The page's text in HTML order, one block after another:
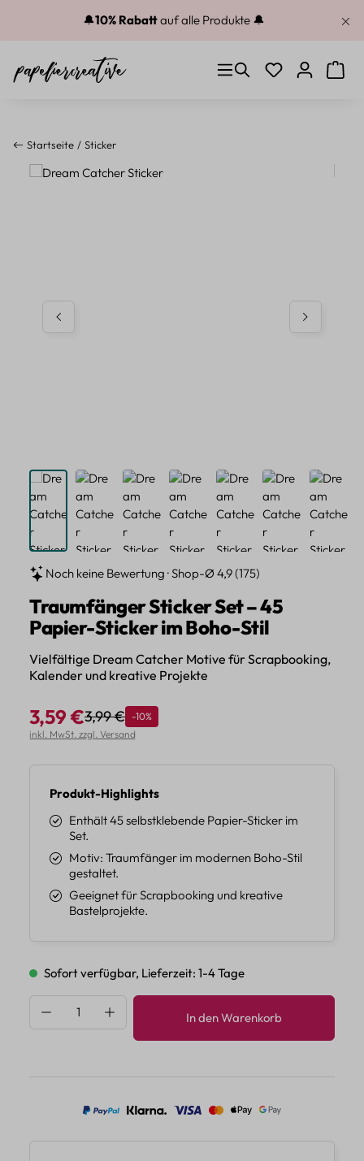
Zum Hauptinhalt springen
🔔10% Rabattauf alle Produkte 🔔
Du hast 0
Startseite Sticker
Bildergalerie überspringen
Noch keine Bewertung · Shop-Ø 4,9 (175)
Traumfänger Sticker Set – 45
Papier-Sticker im Boho-Stil
Vielfältige Dream Catcher Motive für Scrapbooking,
Kalender und kreative Projekte
Verkaufspreis:
3,59 €Regulärer Preis:
3,99 € Rabatt
-10%
inkl. MwSt. zzgl. Versand
Produkt-Highlights
Enthält 45 selbstklebende Papier-Sticker im
Set.
Motiv: Traumfänger im modernen Boho-Stil
gestaltet.
Geeignet für Scrapbooking und kreative
Bastelprojekte.
Sofort verfügbar, Lieferzeit: 1-4 Tage
Produkt Anzahl: Gib den gewünschten
In den Warenkorb